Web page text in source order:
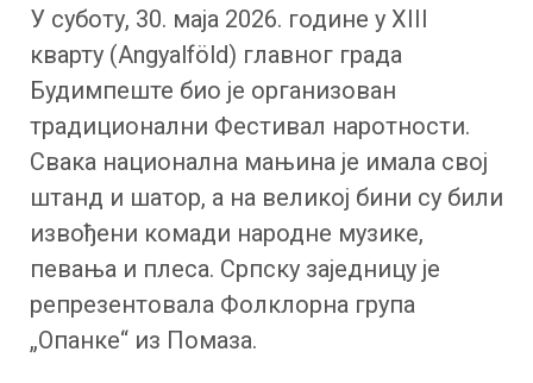
У суботу, 30. маја 2026. године у XIII
кварту (Angyalföld) главног града
Будимпеште био је организован
традиционални Фестивал наротности.
Свака национална мањина је имала свој
штанд и шатор, а на великој бини су били
извођени комади народне музике,
певања и плеса. Српску заједницу је
репрезентовала Фолклорна група
„Опанке“ из Помаза.